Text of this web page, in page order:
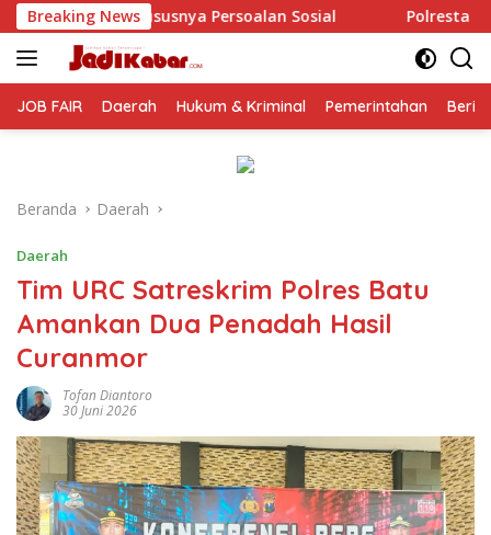
Langsung
ke
konten
Breaking News
Sosial Polresta Malang Kota Gelar Makan
JOB FAIR Daerah Hukum & Kriminal Pemerintahan
Beranda Daerah
Daerah
Tim URC Satreskrim Polres Batu
Amankan Dua Penadah Hasil
Curanmor
Tofan Diantoro
30 Juni 2026